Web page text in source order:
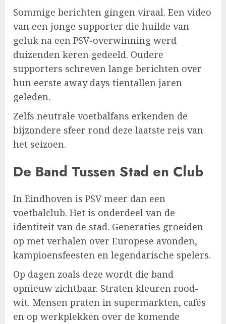
Sommige berichten gingen viraal. Een video
van een jonge supporter die huilde van
geluk na een PSV-overwinning werd
duizenden keren gedeeld. Oudere
supporters schreven lange berichten over
hun eerste away days tientallen jaren
geleden.
Zelfs neutrale voetbalfans erkenden de
bijzondere sfeer rond deze laatste reis van
het seizoen.
De Band Tussen Stad en Club
In Eindhoven is PSV meer dan een
voetbalclub. Het is onderdeel van de
identiteit van de stad. Generaties groeiden
op met verhalen over Europese avonden,
kampioensfeesten en legendarische spelers.
Op dagen zoals deze wordt die band
opnieuw zichtbaar. Straten kleuren rood-
wit. Mensen praten in supermarkten, cafés
en op werkplekken over de komende